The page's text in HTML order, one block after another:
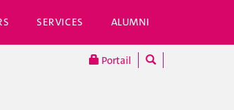
SERVICES ALUMNI
Portail